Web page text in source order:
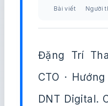
Bài viết Người
Đặng Trí
CTO ·
DNT Digital.